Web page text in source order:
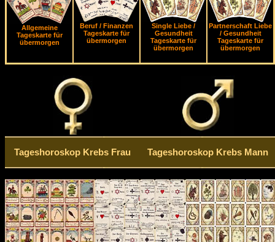
Allgemeine
Tageskarte für
übermorgen
Beruf / Finanzen
Tageskarte für
übermorgen
Single Liebe /
Gesundheit
Tageskarte für
übermorgen
Partnerschaft Liebe
/ Gesundheit
Tageskarte für
übermorgen
Tageshoroskop Krebs Frau Tageshoroskop Krebs Mann